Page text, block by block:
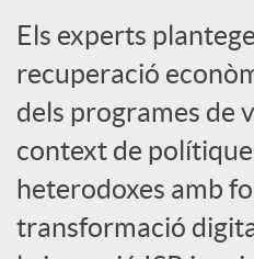
o
r
d
Els experts
recuperació
dels programes de
context de
heterodoxes amb
transformació